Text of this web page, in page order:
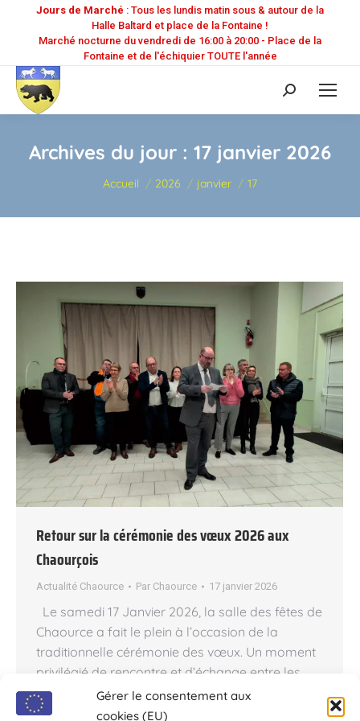
Gérer le consentement aux
cookies (EU)
Jours de Marché : Tous les lundis matin sous & autour de la
Halle Baltard et place de la Fontaine !
Marché nocturne du vendredi de 16:00 à 20:00 - Place de la
Fontaine et de l'échiquier TOUTE l'année
Recherche
:
Archives du jour : 17 janvier 2026
Vous êtes ici :
Accueil 2026 janvier 17
Retour sur la cérémonie des vœux 2026 aux
Chaourçois
Actualité Chaource Par Chaource 17 janvier 2026
Le samedi 17 Janvier 2026, la salle des fêtes de
Chaource a fait le plein à l’occasion de la
traditionnelle cérémonie des vœux. Un moment
privilégié de rencontre et d’échange entre les
élus et les habitants du village. Un moment de
convivialité et de partage C’est devant une